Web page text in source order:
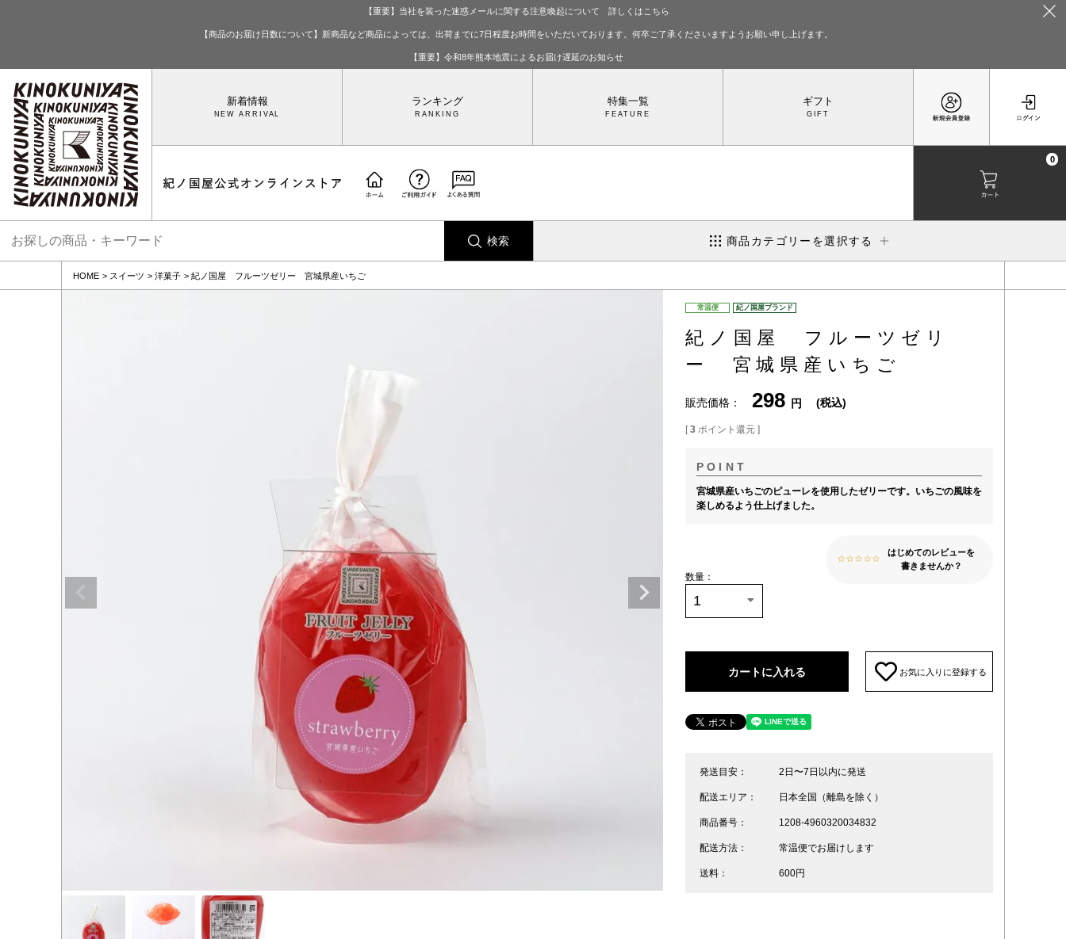
【重要】当社を装った迷惑メールに関する注意喚起について 詳しくはこちら
【商品のお届け日数について】新商品など商品によっては、出荷までに7日程度お時間をいただいております。何卒ご了承くださいますようお願い申し上げます。
【重要】令和8年熊本地震によるお届け遅延のお知らせ
0
新着情報 ランキング 特集一覧 ギフト
検索 商品カテゴリーを選択する
HOME スイーツ 洋菓子 紀ノ国屋 フルーツゼリー 宮城県産いちご
常温便 紀ノ国屋ブランド
紀ノ国屋 フルーツゼリ
ー 宮城県産いちご
販売価格 298 税込
[3 ポイント還元 ]
宮城県産いちごのピューレを使用したゼリーです。いちごの風味を
楽しめるよう仕上げました。
はじめてのレビューを
書きませんか？
お気に入りに登録する
カートに入れる
発送目安： 2日〜7日以内に発送
配送エリア： 日本全国（離島を除く）
商品番号： 1208-4960320034832
配送方法： 常温便でお届けします
送料： 600円